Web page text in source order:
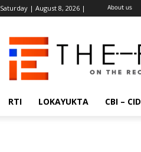
Saturday | August 8, 2026 | About us
RTI LOKAYUKTA CBI – CID